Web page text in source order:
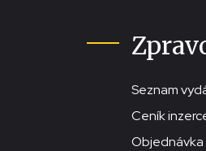
Seznam
Ceník
Objednávka